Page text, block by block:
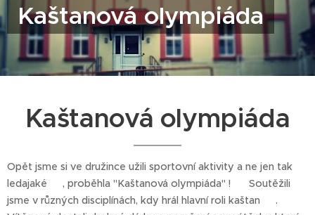
Kaštanová olympiáda
Kaštanová olympiáda
Opět jsme si ve družince užili sportovní aktivity a ne jen tak
ledajaké 💪, proběhla "Kaštanová olympiáda" ! 🍂 Soutěžili
jsme v různých disciplínách, kdy hrál hlavní roli kaštan 🥰.